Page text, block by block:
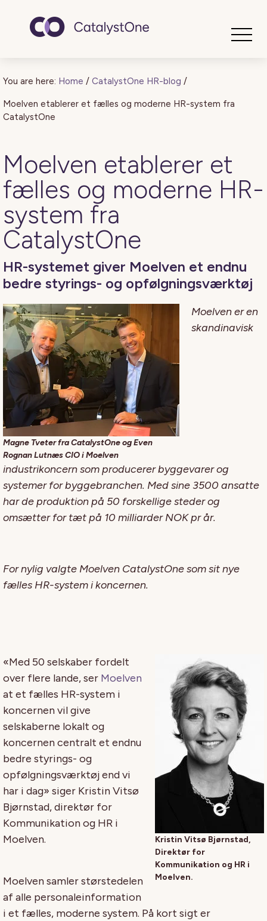
You are here: Home / CatalystOne HR-blog /
Moelven etablerer et fælles og moderne HR-system fra
CatalystOne
Moelven etablerer et
fælles og moderne HR-
system fra
CatalystOne
HR-systemet giver Moelven et endnu
bedre styrings- og opfølgningsværktøj
Magne Tveter fra CatalystOne og Even
Rognan Lutnæs CIO i Moelven
Moelven er en
skandinavisk
industrikoncern som producerer byggevarer og
systemer for byggebranchen. Med sine 3500 ansatte
har de produktion på 50 forskellige steder og
omsætter for tæt på 10 milliarder NOK pr år.
For nylig valgte Moelven CatalystOne som sit nye
fælles HR-system i koncernen.
Kristin Vitsø Bjørnstad,
Direktør for
Kommunikation og HR i
Moelven.
«Med 50 selskaber fordelt
over flere lande, ser Moelven
at et fælles HR-system i
koncernen vil give
selskaberne lokalt og
koncernen centralt et endnu
bedre styrings- og
opfølgningsværktøj end vi
har i dag» siger Kristin Vitsø
Bjørnstad, direktør for
Kommunikation og HR i
Moelven.
Moelven samler størstedelen
af alle personaleinformation
i et fælles, moderne system. På kort sigt er